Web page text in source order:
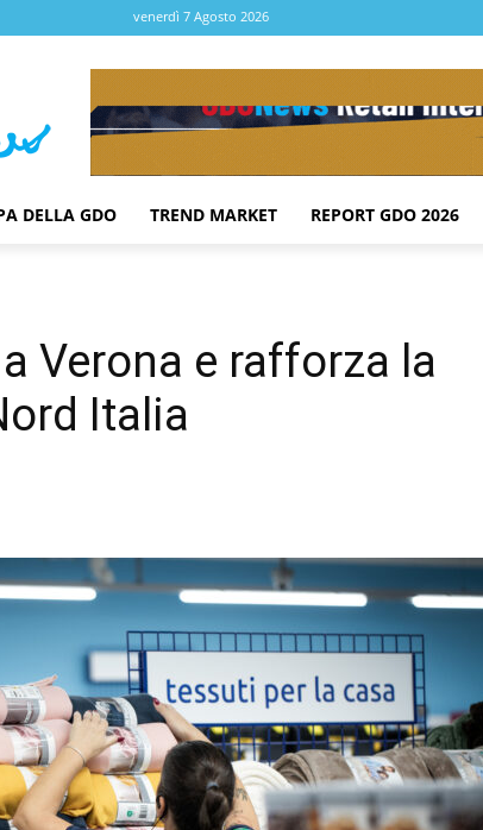
venerdì 7 Agosto 2026
DELLA GDO TREND MARKET REPORT GDO 2026
Verona e rafforza la
Italia